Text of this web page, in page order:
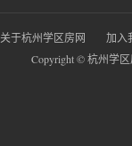
关于杭州学区房网
加入
Copyright © 杭州学